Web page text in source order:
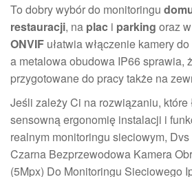
To dobry wybór do monitoringu
restauracji, na plac i parking oraz w
ONVIF ułatwia włączenie kamery
a metalowa obudowa IP66 sprawia,
przygotowane do pracy także na
Jeśli zależy Ci na rozwiązaniu, które
sensowną ergonomię instalacji i
realnym monitoringu sieciowym,
Czarna Bezprzewodowa Kamera
(5Mpx) Do Monitoringu Sieciowego